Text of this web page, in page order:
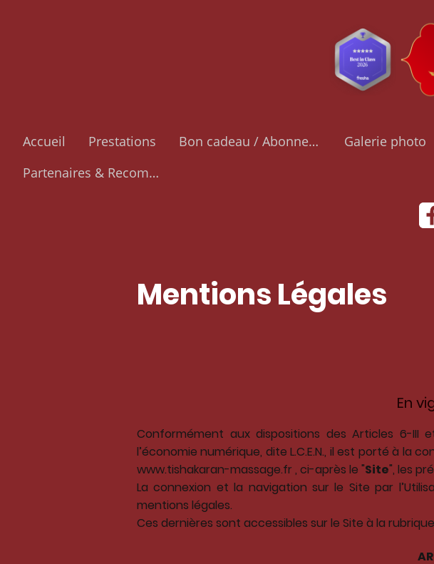
Accueil Prestations Bon cadeau / Abonnement Galerie photo
Partenaires & Recommandations
Mentions Légales
En
Conformément aux dispositions des Articles 6-III
l’économie numérique, dite L.C.E.N., il est porté à la
www.tishakaran-massage.fr , ci-après le "Site", les
La connexion et la navigation sur le Site par
mentions légales.
Ces dernières sont accessibles sur le Site à la